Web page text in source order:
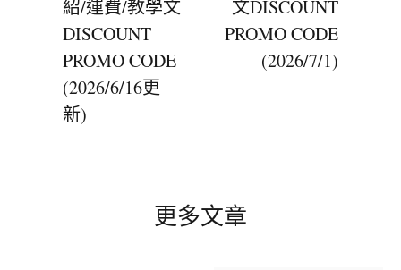
紹/運費/教學文
DISCOUNT
PROMO CODE
(2026/6/16更
新)
文DISCOUNT
PROMO CODE
(2026/7/1)
更多文章